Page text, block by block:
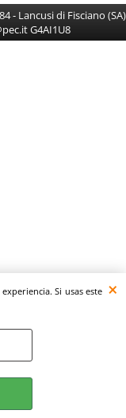
Si usas este
- Lancusi di Fisciano (SA)
G4AI1U8